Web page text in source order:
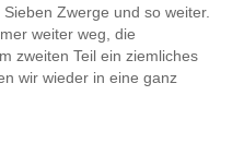
Zwerge und so weiter.
weiter weg, die
zweiten Teil ein ziemliches
wir wieder in eine ganz